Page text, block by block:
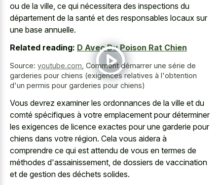
ou de la ville, ce qui nécessitera des inspections du
département de la santé et des responsables locaux sur
une base annuelle.
Related reading: D Avec Du Poison Rat Chien
Source: youtube.com Comment démarrer une série de
garderies pour chiens (exigences relatives à l'obtention
d'un permis pour garderies pour chiens)
Vous devrez examiner les ordonnances de la ville et du
comté spécifiques à votre emplacement pour déterminer
les exigences de licence exactes pour une garderie pour
chiens dans votre région. Cela vous aidera à
comprendre ce qui est attendu de vous en termes de
méthodes d'assainissement, de dossiers de vaccination
et de gestion des déchets solides.